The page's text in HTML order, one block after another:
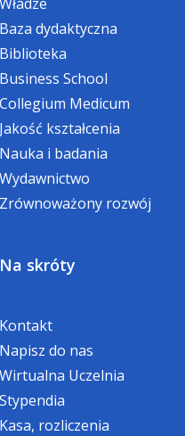
monografii
było ujęte
recenzowane
albo rozdział
rozprawę
wymagań
Kandydata
i kompetencji
pracy
Baza dydaktyczna
Biblioteka
Business School
Collegium Medicum
Jakość kształcenia
Nauka i badania
Wydawnictwo
Zrównoważony rozwój
Na skróty
Kontakt
Napisz do nas
Wirtualna Uczelnia
Stypendia
Kasa, rozliczenia